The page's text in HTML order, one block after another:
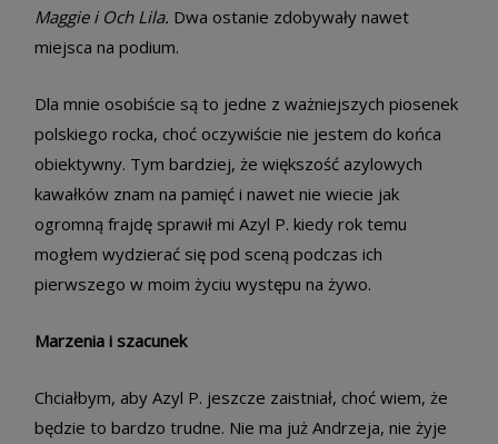
Maggie i Och Lila. Dwa ostanie zdobywały nawet
miejsca na podium.
Dla mnie osobiście są to jedne z ważniejszych piosenek
polskiego rocka, choć oczywiście nie jestem do końca
obiektywny. Tym bardziej, że większość azylowych
kawałków znam na pamięć i nawet nie wiecie jak
ogromną frajdę sprawił mi Azyl P. kiedy rok temu
mogłem wydzierać się pod sceną podczas ich
pierwszego w moim życiu występu na żywo.
Marzenia i szacunek
Chciałbym, aby Azyl P. jeszcze zaistniał, choć wiem, że
będzie to bardzo trudne. Nie ma już Andrzeja, nie żyje